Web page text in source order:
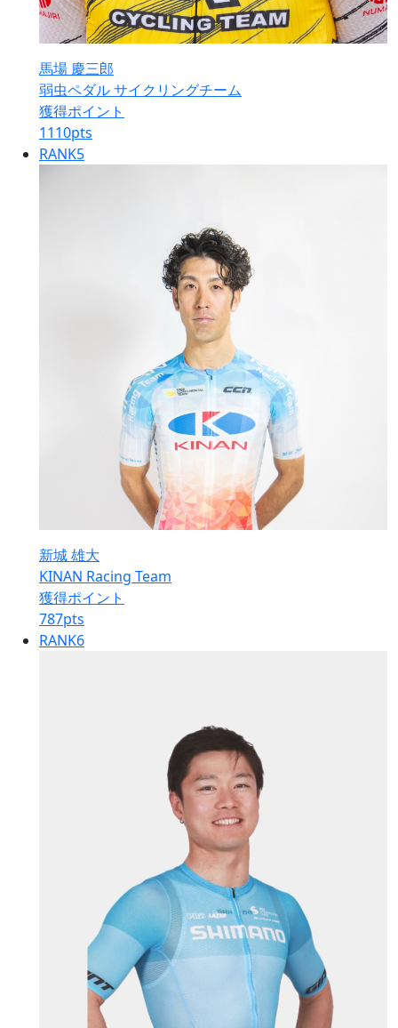
馬場 慶三郎
弱虫ペダル サイクリングチーム
獲得ポイント
1110pts
RANK5
新城 雄大
KINAN Racing Team
獲得ポイント
787pts
RANK6